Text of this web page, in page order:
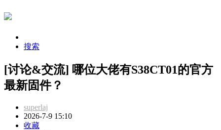
搜索
[讨论&交流] 哪位大佬有S38CT01的官方
最新固件？
superlaj
2026-7-9 15:10
收藏